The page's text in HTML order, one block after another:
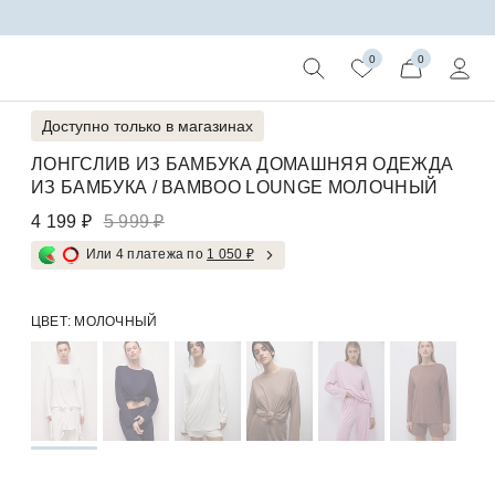
0 0
Доступно только в магазинах
ЛОНГСЛИВ ИЗ БАМБУКА ДОМАШНЯЯ ОДЕЖДА
ИЗ БАМБУКА / BAMBOO LOUNGE МОЛОЧНЫЙ
4 199 ₽
5 999 ₽
Или 4 платежа по 1 050 ₽
ЦВЕТ: МОЛОЧНЫЙ